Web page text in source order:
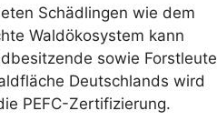
Schädlingen wie dem
Waldökosystem kann
sowie Forstleute
Deutschlands wird
PEFC-Zertifizierung.